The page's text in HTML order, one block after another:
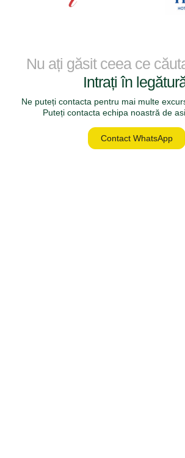
Nu ați găsit ceea ce
Intrați în
Ne puteți contacta pentru mai multe
Puteți contacta echipa noastră de
Contact WhatsApp